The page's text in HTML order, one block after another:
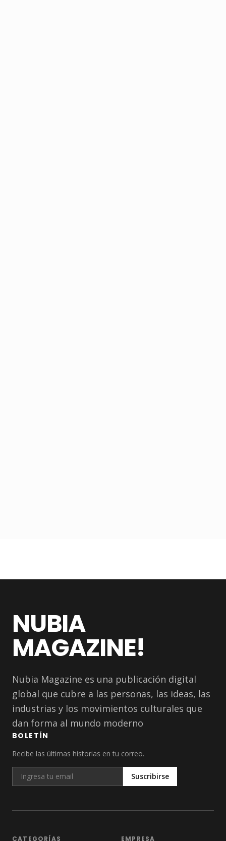
NUBIA
MAGAZINE!
Nubia Magazine es una publicación digital
global que cubre a las personas, las ideas, las
industrias y los movimientos culturales que
dan forma al mundo moderno
BOLETÍN
Recibe las últimas historias en tu correo.
Suscribirse
CATEGORÍAS EMPRESA